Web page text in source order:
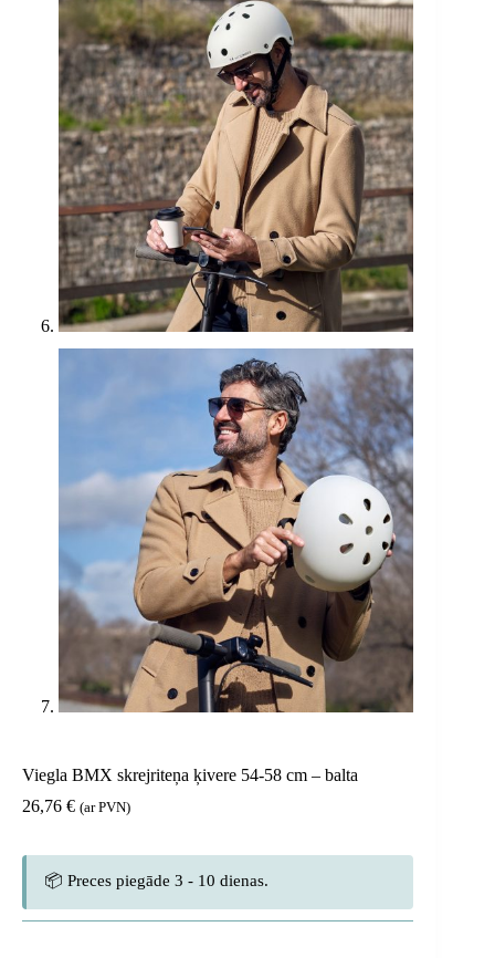
Viegla BMX skrejriteņa ķivere 54-58 cm – balta
26,76 € (ar PVN)
📦 Preces piegāde 3 - 10 dienas.